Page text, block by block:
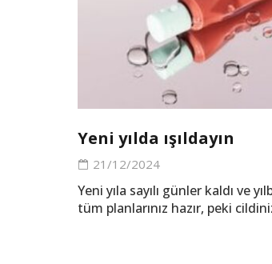
Yeni yılda ışıldayın
21/12/2024
Yeni yıla sayılı günler kaldı ve
tüm planlarınız hazır, peki